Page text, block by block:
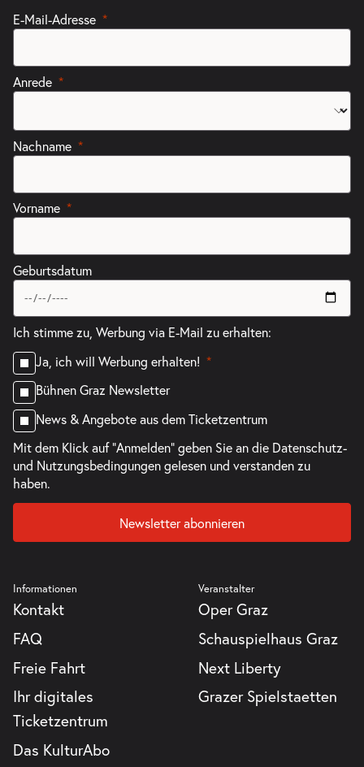
E-Mail-Adresse
Anrede
Nachname
Vorname
Geburtsdatum
Ich stimme zu, Werbung via E-Mail zu erhalten:
Ja, ich will Werbung erhalten!
Bühnen Graz Newsletter
News & Angebote aus dem Ticketzentrum
Mit dem Klick auf "Anmelden" geben Sie an die Datenschutz-
und Nutzungsbedingungengelesen und verstanden zu
haben.
Newsletter abonnieren
Informationen
Kontakt
FAQ
Freie Fahrt
Ihr digitales
Ticketzentrum
Das KulturAbo
Veranstalter
Oper Graz
Schauspielhaus Graz
Next Liberty
Grazer Spielstaetten